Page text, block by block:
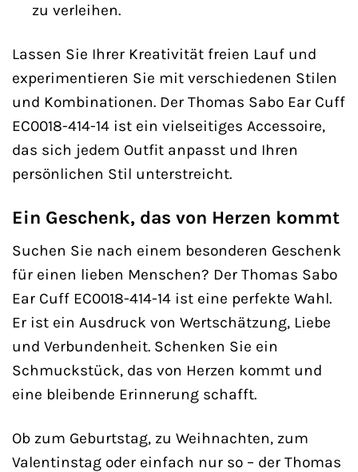
zu verleihen.
Lassen Sie Ihrer Kreativität freien Lauf und
experimentieren Sie mit verschiedenen Stilen
und Kombinationen. Der Thomas Sabo Ear Cuff
EC0018-414-14 ist ein vielseitiges Accessoire,
das sich jedem Outfit anpasst und Ihren
persönlichen Stil unterstreicht.
Ein Geschenk, das von Herzen kommt
Suchen Sie nach einem besonderen Geschenk
für einen lieben Menschen? Der Thomas Sabo
Ear Cuff EC0018-414-14 ist eine perfekte Wahl.
Er ist ein Ausdruck von Wertschätzung, Liebe
und Verbundenheit. Schenken Sie ein
Schmuckstück, das von Herzen kommt und
eine bleibende Erinnerung schafft.
Ob zum Geburtstag, zu Weihnachten, zum
Valentinstag oder einfach nur so – der Thomas